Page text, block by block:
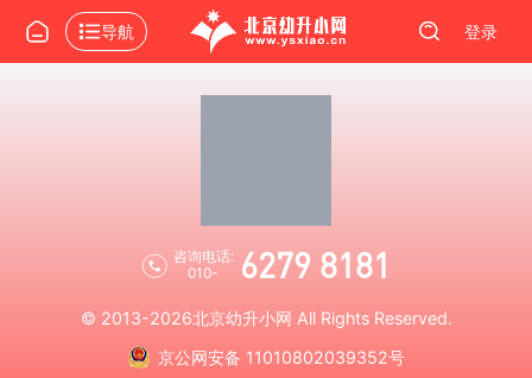
导航 登录
咨询电话:
010-
6279 8181
© 2013-2026北京幼升小网 All Rights Reserved.
京公网安备 11010802039352号